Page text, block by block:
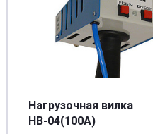
Нагрузочная вилка
НВ-04(100А)